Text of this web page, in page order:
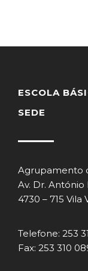
ESCOLA
SEDE
Agrupamento
Av. Dr. António
4730 – 715 Vila
Telefone: 253
Fax: 253 310